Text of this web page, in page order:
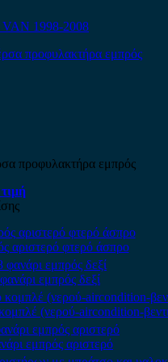
1998-2008
προφυλακτήρα εμπρός
αριστερό φτερό άσπρο
εμπρός δεξί
(νερού-aircondition-
εμπρός αριστερό